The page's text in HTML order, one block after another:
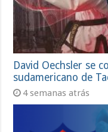
David Oechsler se
sudamericano de
4 semanas atrás